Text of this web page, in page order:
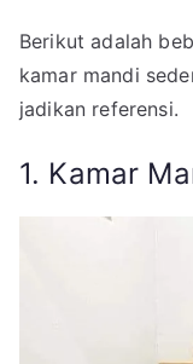
Berikut adalah
kamar mandi
jadikan referensi.
1. Kamar